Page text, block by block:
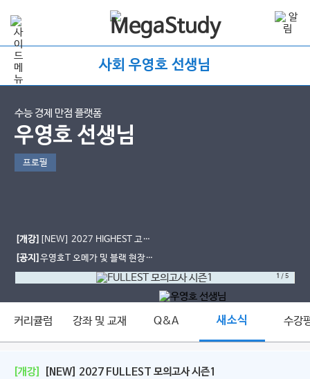
사회 우영호 선생님
수능 경제 만점 플랫폼
우영호 선생님
프로필
[개강] [NEW] 2027 HIGHEST 고난
도 문제 풀이 [인강]
[공지]우영호T 오메가 및 블랙 현장
사용 일정
1 /5
커리큘럼 강좌 및 교재 Q&A 새소식 수강
[개강] [NEW] 2027 FULLEST 모의고사 시즌1